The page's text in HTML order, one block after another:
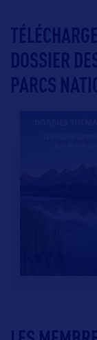
DOSSIER
PARCS